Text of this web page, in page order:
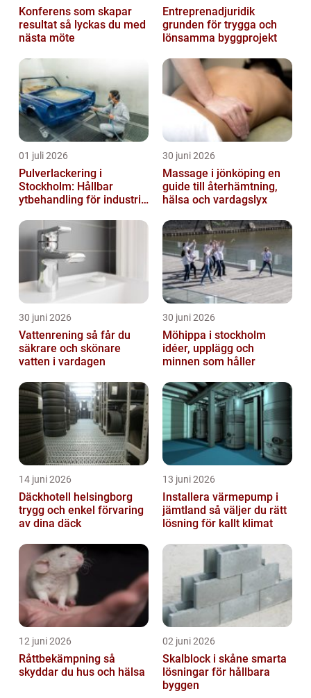
Konferens som skapar
resultat så lyckas du med
nästa möte
Entreprenadjuridik
grunden för trygga och
lönsamma byggprojekt
01 juli 2026
Pulverlackering i
Stockholm: Hållbar
ytbehandling för industri
30 juni 2026
Massage i jönköping en
guide till återhämtning,
hälsa och vardagslyx
30 juni 2026
Vattenrening så får du
säkrare och skönare
vatten i vardagen
30 juni 2026
Möhippa i stockholm
idéer, upplägg och
minnen som håller
14 juni 2026
Däckhotell helsingborg
trygg och enkel förvaring
av dina däck
13 juni 2026
Installera värmepump i
jämtland så väljer du rätt
lösning för kallt klimat
12 juni 2026
Råttbekämpning så
skyddar du hus och hälsa
02 juni 2026
Skalblock i skåne smarta
lösningar för hållbara
byggen